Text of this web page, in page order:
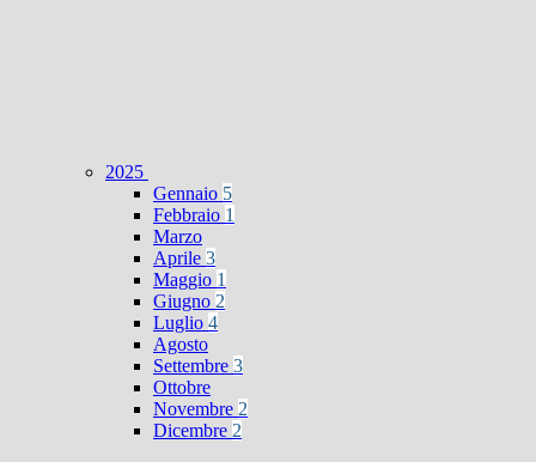
2025
Gennaio 5
Febbraio 1
Marzo
Aprile 3
Maggio 1
Giugno 2
Luglio 4
Agosto
Settembre 3
Ottobre
Novembre 2
Dicembre 2